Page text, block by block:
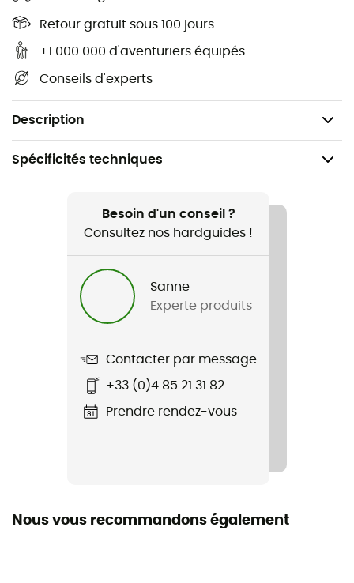
Retour gratuit sous 100 jours
+1 000 000 d'aventuriers équipés
Conseils d'experts
Description
Matériaux : tissu principal Carezza & mousse à
mémoire de forme souple Crash Absorb
Homologation : CE EN 1621.1 Lev 2
Spécificités techniques
Ski alpin / Ski freeride
Nom du produit
Flexagon Waistcoat 2
Équipement de protection individuelle
EPI - Classe 2
Besoin d'un conseil ?
Consultez nos hardguides !
Sanne
Experte produits
Contacter par message
+33 (0)4 85 21 31 82
Prendre rendez-vous
Nous vous recommandons également